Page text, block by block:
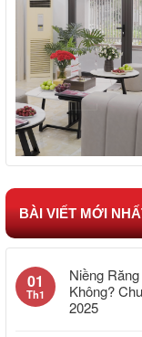
BÀI VIẾT MỚI
01
Th1
Niềng
Không?
2025